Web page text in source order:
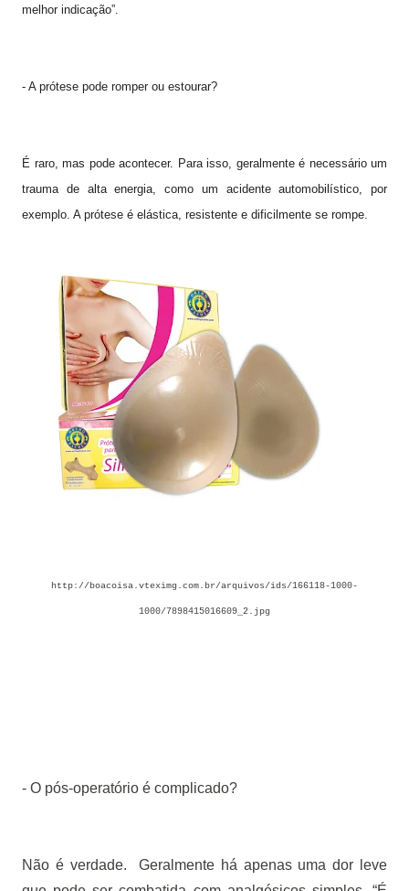
melhor indicação”.
- A prótese pode romper ou estourar?
É raro, mas pode acontecer. Para isso, geralmente é necessário um
trauma de alta energia, como um acidente automobilístico, por
exemplo. A prótese é elástica, resistente e dificilmente se rompe.
http://boacoisa.vteximg.com.br/arquivos/ids/166118-1000-
1000/7898415016609_2.jpg
- O pós-operatório é complicado?
Não é verdade.
Geralmente há apenas uma dor leve